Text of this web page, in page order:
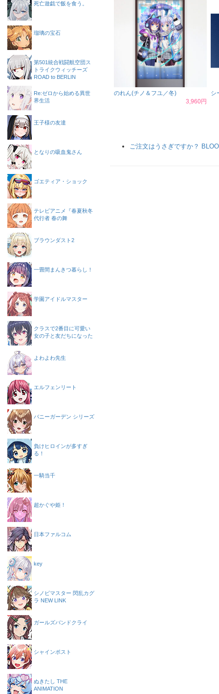
のれん(チノ＆フユ／冬)
3,960円
シ
ご注文はうさぎですか？
死亡遊戯で飯を食う。
瑠璃の宝石
第501統合戦闘航空団ス
トライクウィッチーズ
ROAD to BERLIN
Re:ゼロから始める異世
界生活
王子様の友達
となりの吸血鬼さん
ゴエティア・ショック
テレビアニメ『春夏秋冬
代行者 春の舞
ブラウンダスト2
一畳間まんきつ暮らし！
学園アイドルマスター
クラスで2番目に可愛い
女の子と友だちになった
よわよわ先生
エルフェンリート
バニーガーデン シリーズ
負けヒロインが多すぎ
る！
一騎当千
超かぐや姫！
日本ファルコム
key
シノビマスター 閃乱カグ
ラ NEW LINK
ガールズバンドクライ
シャインポスト
ぬきたし THE
ANIMATION